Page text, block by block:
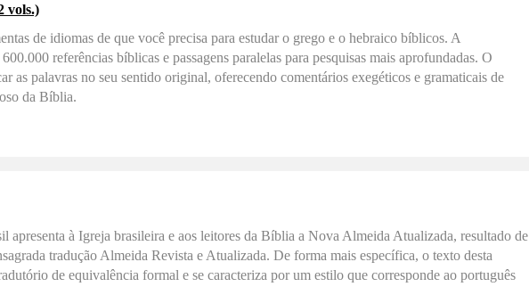
vols.)
de idiomas de que você precisa para estudar o grego e o hebraico bíblicos. A
referências bíblicas e passagens paralelas para pesquisas mais aprofundadas. O
as palavras no seu sentido original, oferecendo comentários exegéticos e gramaticais de
da Bíblia.
apresenta à Igreja brasileira e aos leitores da Bíblia a Nova Almeida Atualizada, resultado de
tradução Almeida Revista e Atualizada. De forma mais específica, o texto desta
de equivalência formal e se caracteriza por um estilo que corresponde ao português